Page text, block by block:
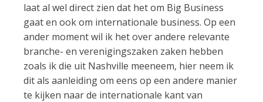
laat al wel direct zien dat het om Big Business
gaat en ook om internationale business. Op een
ander moment wil ik het over andere relevante
branche- en verenigingszaken zaken hebben
zoals ik die uit Nashville meeneem, hier neem ik
dit als aanleiding om eens op een andere manier
te kijken naar de internationale kant van